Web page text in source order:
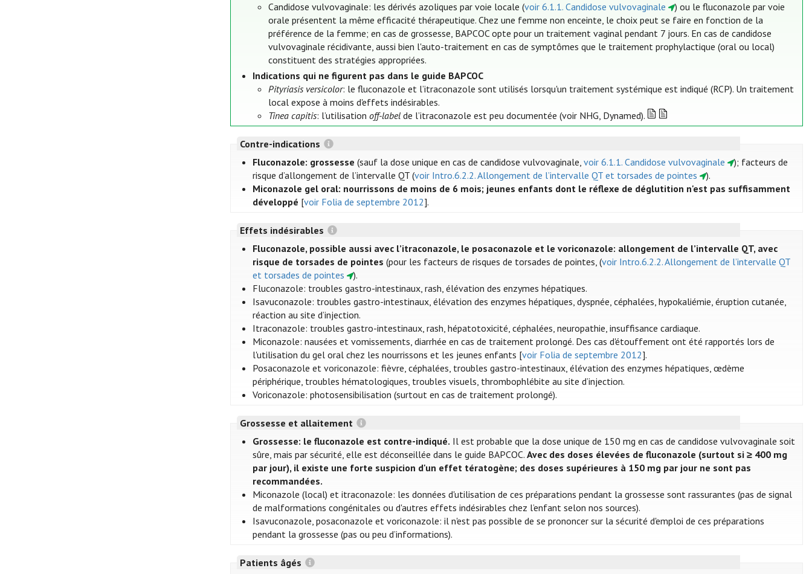
Candidose vulvovaginale: les dérivés azoliques par voie locale (voir 6.1.1. Candidose vulvovaginale
) ou le fluconazole par voie
orale présentent la même efficacité thérapeutique. Chez une femme non enceinte, le choix peut se faire en fonction de la
préférence de la femme; en cas de grossesse, BAPCOC opte pour un traitement vaginal pendant 7 jours. En cas de candidose
vulvovaginale récidivante, aussi bien l'auto-traitement en cas de symptômes que le traitement prophylactique (oral ou local)
constituent des stratégies appropriées.
Indications qui ne figurent pas dans le guide BAPCOC
Pityriasis versicolor: le fluconazole et l’itraconazole sont utilisés lorsqu'un traitement systémique est indiqué (RCP). Un traitement
local expose à moins d'effets indésirables.
Tinea capitis: l’utilisationoff-label de l’itraconazole est peu documentée (voir NHG, Dynamed).
Contre-indications
Fluconazole: grossesse (sauf la dose unique en cas de candidose vulvovaginale,voir 6.1.1. Candidose vulvovaginale
); facteurs de
risque d’allongement de l’intervalle QT (voir Intro.6.2.2. Allongement de l’intervalle QT et torsades de pointes
).
Miconazole gel oral: nourrissons de moins de 6 mois; jeunes enfants dont le réflexe de déglutition n'est pas suffisamment
développé [voir Folia de septembre 2012].
Effets indésirables
Fluconazole, possible aussi avec l’itraconazole, le posaconazole et le voriconazole: allongement de l’intervalle QT, avec
risque de torsades de pointes (pour les facteurs de risques de torsades de pointes, (voir Intro.6.2.2. Allongement de l’intervalle QT
et torsades de pointes
).
Fluconazole: troubles gastro-intestinaux, rash, élévation des enzymes hépatiques.
Isavuconazole: troubles gastro-intestinaux, élévation des enzymes hépatiques, dyspnée, céphalées, hypokaliémie, éruption cutanée,
réaction au site d’injection.
Itraconazole: troubles gastro-intestinaux, rash, hépatotoxicité, céphalées, neuropathie, insuffisance cardiaque.
Miconazole: nausées et vomissements, diarrhée en cas de traitement prolongé. Des cas d'étouffement ont été rapportés lors de
l'utilisation du gel oral chez les nourrissons et les jeunes enfants [voir Folia de septembre 2012].
Posaconazole et voriconazole: fièvre, céphalées, troubles gastro-intestinaux, élévation des enzymes hépatiques, œdème
périphérique, troubles hématologiques, troubles visuels, thrombophlébite au site d’injection.
Voriconazole: photosensibilisation (surtout en cas de traitement prolongé).
Grossesse et allaitement
Grossesse: le fluconazole est contre-indiqué. Il est probable que la dose unique de 150 mg en cas de candidose vulvovaginale soit
sûre, mais par sécurité, elle est déconseillée dans le guide BAPCOC.Avec des doses élevées de fluconazole (surtout si ≥ 400 mg
par jour), il existe une forte suspicion d'un effet tératogène; des doses supérieures à 150 mg par jour ne sont pas
recommandées.
Miconazole (local) et itraconazole: les données d'utilisation de ces préparations pendant la grossesse sont rassurantes (pas de signal
de malformations congénitales ou d'autres effets indésirables chez l’enfant selon nos sources).
Isavuconazole, posaconazole et voriconazole: il n'est pas possible de se prononcer sur la sécurité d'emploi de ces préparations
pendant la grossesse (pas ou peu d’informations).
Patients âgés